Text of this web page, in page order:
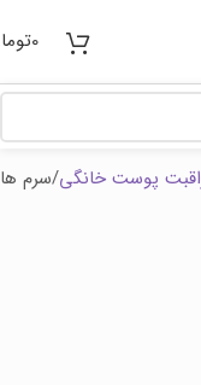
0
پوست خانگی سرم ها